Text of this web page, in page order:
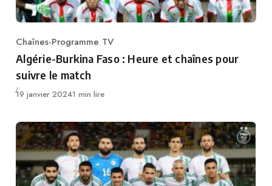
Category
Chaînes-Programme TV
Algérie-Burkina Faso : Heure et chaînes pour
suivre le match
Publié
19 janvier 20241 min lire